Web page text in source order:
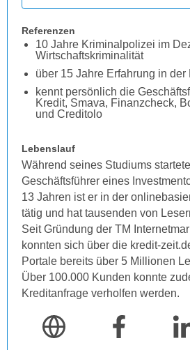
Referenzen
10 Jahre Kriminalpolizei im
Wirtschaftskriminalität
über 15 Jahre Erfahrung in der
kennt persönlich die
Kredit, Smava, Finanzcheck,
und Creditolo
Lebenslauf
Während seines Studiums
Geschäftsführer eines
13 Jahren ist er in der
tätig und hat tausenden von
Seit Gründung der TM
konnten sich über die kredit-
Portale bereits über 5 Millionen
Über 100.000 Kunden konnte
Kreditanfrage verholfen werden.